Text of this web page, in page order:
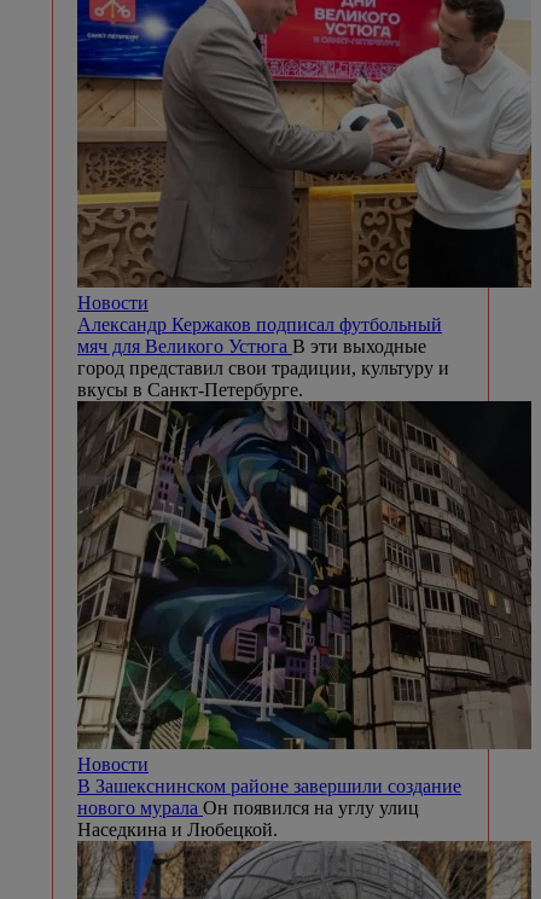
Новости
Александр Кержаков подписал футбольный
мяч для Великого Устюга В эти выходные
город представил свои традиции, культуру и
вкусы в Санкт-Петербурге.
Новости
В Зашекснинском районе завершили создание
нового мурала Он появился на углу улиц
Наседкина и Любецкой.